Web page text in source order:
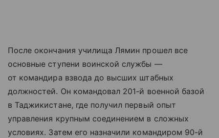
После окончания училища Лямин прошел все
основные ступени воинской службы —
от командира взвода до высших штабных
должностей. Он командовал 201-й военной базой
в Таджикистане, где получил первый опыт
управления крупным соединением в сложных
условиях. Затем его назначили командиром 90-й